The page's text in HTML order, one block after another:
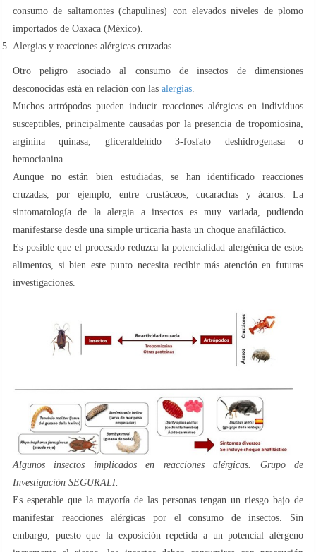
consumo de saltamontes (chapulines) con elevados niveles de plomo
importados de Oaxaca (México).
Alergias y reacciones alérgicas cruzadas
Otro peligro asociado al consumo de insectos de dimensiones
desconocidas está en relación con las alergias.
Muchos artrópodos pueden inducir reacciones alérgicas en individuos
susceptibles, principalmente causadas por la presencia de tropomiosina,
arginina quinasa, gliceraldehído 3-fosfato deshidrogenasa o
hemocianina.
Aunque no están bien estudiadas, se han identificado reacciones
cruzadas, por ejemplo, entre crustáceos, cucarachas y ácaros. La
sintomatología de la alergia a insectos es muy variada, pudiendo
manifestarse desde una simple urticaria hasta un choque anafiláctico.
Es posible que el procesado reduzca la potencialidad alergénica de estos
alimentos, si bien este punto necesita recibir más atención en futuras
investigaciones.
Algunos insectos implicados en reacciones alérgicas. Grupo de
Investigación SEGURALI.
Es esperable que la mayoría de las personas tengan un riesgo bajo de
manifestar reacciones alérgicas por el consumo de insectos. Sin
embargo, puesto que la exposición repetida a un potencial alérgeno